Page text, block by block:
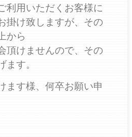
利用いただくお客様に
掛け致しますが、その
から
頂けませんので、その
ます。
ます様、何卒お願い申